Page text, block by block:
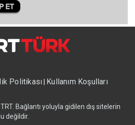
Politikası Kullanım Koşulları
Bağlantı yoluyla gidilen dış sitelerin
değildir.